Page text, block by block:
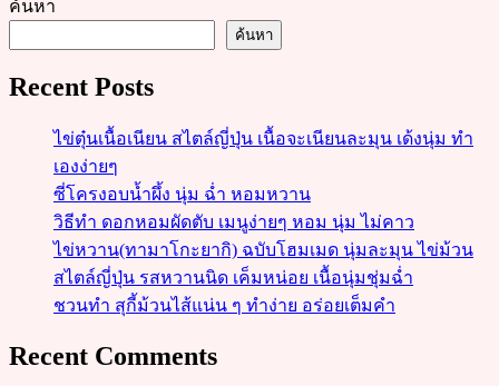
ค้นหา
ค้นหา
Recent Posts
ไข่ตุ๋นเนื้อเนียน สไตล์ญี่ปุ่น เนื้อจะเนียนละมุน เด้งนุ่ม ทำ
เองง่ายๆ
ซี่โครงอบน้ำผึ้ง นุ่ม ฉ่ำ หอมหวาน
วิธีทำ ดอกหอมผัดตับ เมนูง่ายๆ หอม นุ่ม ไม่คาว
ไข่หวาน(ทามาโกะยากิ) ฉบับโฮมเมด นุ่มละมุน ไข่ม้วน
สไตล์ญี่ปุ่น รสหวานนิด เค็มหน่อย เนื้อนุ่มชุ่มฉ่ำ
ชวนทำ สุกี้ม้วนไส้แน่น ๆ ทำง่าย อร่อยเต็มคำ
Recent Comments